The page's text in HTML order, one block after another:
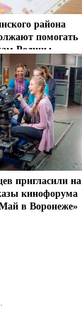
района
помогать
Родины
пригласили на
кинофорума
в Воронеже»
.